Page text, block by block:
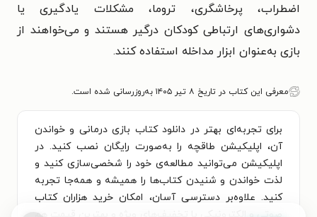
اضطراب، پرخاشگری، تروما، مشکلات یادگیری یا
دشواری‌های ارتباطی کودکان درگیر هستند و می‌خواهند از
بازی به‌عنوان ابزار مداخله استفاده کنند.
معرفی این کتاب در تاریخ ۸ تیر ۱۴۰۵ به‌روزرسانی شده است.
برای تجربه‌ای بهتر در دانلود کتاب بازی درمانی و خواندن
آن، اپلیکیشن طاقچه را به‌صورت رایگان نصب کنید. در
اپلیکیشن می‌توانید مطالعه‌ی خود را شخصی‌سازی کنید و
لذت خواندن و شنیدن کتاب‌ها را همیشه و همه‌جا تجربه
کنید. علاوه‌بر دسترسی آسان، امکان خرید هزاران کتاب
صوتی و الکترونیکی با تخفیف‌های ویژه و بهترین قیمت هم